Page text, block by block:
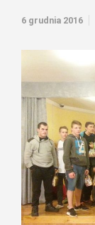
6 grudnia 2016